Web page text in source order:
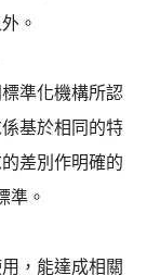
。
準化機構所認
基於相同的特
差別作明確的
準。
，能達成相關